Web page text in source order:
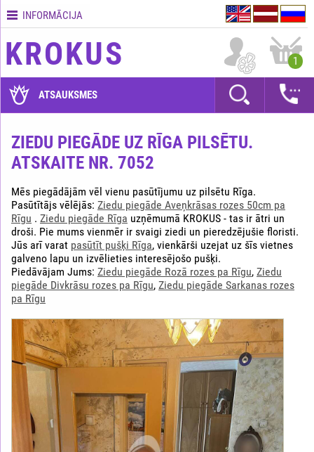
Kontakti
Piegādes
GARANTIJAS
apmaksāt?
Kā
pasūtījumu?
INFORMĀCIJA
KROKUS 1
ATSAUKSMES
ZIEDU PIEGĀDE UZ RĪGA PILSĒTU.
ATSKAITE NR. 7052
Mēs piegādājām vēl vienu pasūtījumu uz pilsētu Rīga.
Pasūtītājs vēlējās: Ziedu piegāde Aveņkrāsas rozes 50cm pa
Rīgu . Ziedu piegāde Rīga uzņēmumā KROKUS - tas ir ātri un
droši. Pie mums vienmēr ir svaigi ziedi un pieredzējušie floristi.
Jūs arī varat pasūtīt pušķi Rīga, vienkārši uzejat uz šīs vietnes
galveno lapu un izvēlieties interesējošo pušķi.
Piedāvājam Jums: Ziedu piegāde Rozā rozes pa Rīgu, Ziedu
piegāde Divkrāsu rozes pa Rīgu, Ziedu piegāde Sarkanas rozes
pa Rīgu